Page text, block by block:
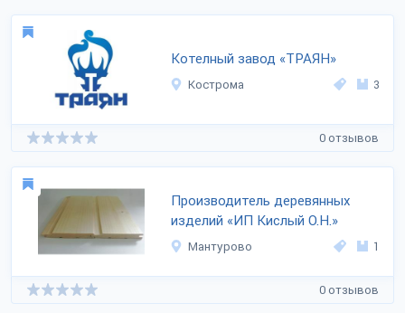
Котелный завод «ТРАЯН»
Кострома 3
0 отзывов
Производитель деревянных
изделий «ИП Кислый О.Н.»
Мантурово 1
0 отзывов